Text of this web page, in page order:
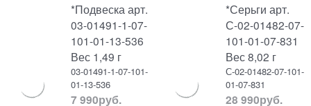
*Подвеска арт.
03-01491-1-07-
101-01-13-536
Вес 1,49 г
03-01491-1-07-101-
01-13-536
7 990руб.
*Серьги арт.
С-02-01482-07-
101-01-07-831
Вес 8,02 г
С-02-01482-07-101-
01-07-831
28 990руб.